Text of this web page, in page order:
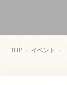
TOP > イベント >